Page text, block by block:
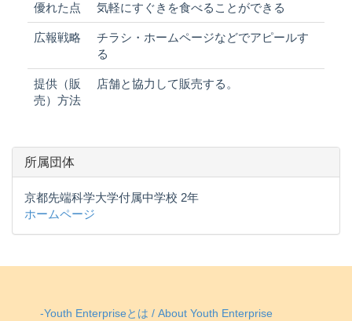
優れた点 気軽にすぐきを食べることができる
広報戦略
チラシ・ホームページなどでアピールす
る
提供（販
売）方法
店舗と協力して販売する。
所属団体
京都先端科学大学付属中学校 2年
ホームページ
-Youth Enterpriseとは / About Youth Enterprise